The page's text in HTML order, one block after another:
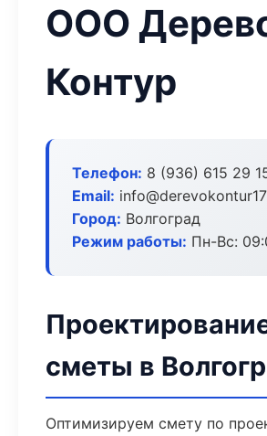
ООО
Контур
Телефон: 8 (936) 615 29
Email:
Город: Волгоград
Режим работы: Пн-Вс:
сметы в
Оптимизируем смету по